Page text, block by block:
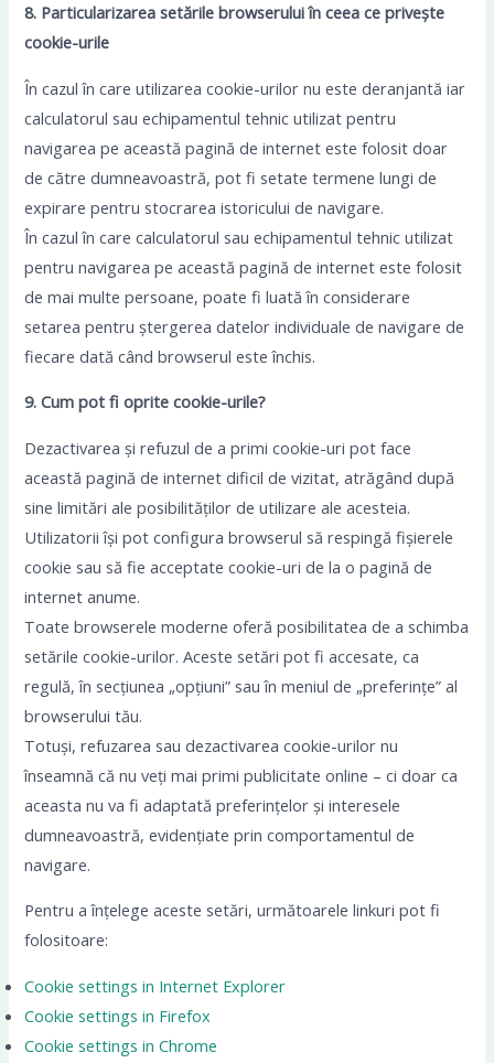
8. Particularizarea setările browserului în ceea ce privește
cookie-urile
În cazul în care utilizarea cookie-urilor nu este deranjantă iar
calculatorul sau echipamentul tehnic utilizat pentru
navigarea pe această pagină de internet este folosit doar
de către dumneavoastră, pot fi setate termene lungi de
expirare pentru stocrarea istoricului de navigare.
În cazul în care calculatorul sau echipamentul tehnic utilizat
pentru navigarea pe această pagină de internet este folosit
de mai multe persoane, poate fi luată în considerare
setarea pentru ștergerea datelor individuale de navigare de
fiecare dată când browserul este închis.
9. Cum pot fi oprite cookie-urile?
Dezactivarea și refuzul de a primi cookie-uri pot face
această pagină de internet dificil de vizitat, atrăgând după
sine limitări ale posibilităților de utilizare ale acesteia.
Utilizatorii își pot configura browserul să respingă fișierele
cookie sau să fie acceptate cookie-uri de la o pagină de
internet anume.
Toate browserele moderne oferă posibilitatea de a schimba
setările cookie-urilor. Aceste setări pot fi accesate, ca
regulă, în secțiunea „opțiuni” sau în meniul de „preferințe” al
browserului tău.
Totuși, refuzarea sau dezactivarea cookie-urilor nu
înseamnă că nu veți mai primi publicitate online – ci doar ca
aceasta nu va fi adaptată preferințelor și interesele
dumneavoastră, evidențiate prin comportamentul de
navigare.
Pentru a înțelege aceste setări, următoarele linkuri pot fi
folositoare:
Cookie settings in Internet Explorer
Cookie settings in Firefox
Cookie settings in Chrome